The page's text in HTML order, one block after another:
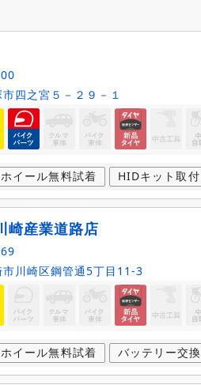
四之宮５－２９－１
ホイール無料試着 HIDキット取付
崎産業道路店
川崎区鋼管通5丁目11-3
ホイール無料試着 バッテリー交換